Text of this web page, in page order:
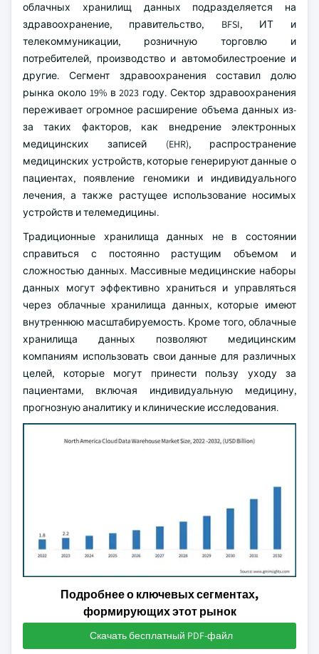
облачных хранилищ данных подразделяется на
здравоохранение, правительство, BFSI, ИТ и
телекоммуникации, розничную торговлю и
потребителей, производство и автомобилестроение и
другие. Сегмент здравоохранения составил долю
рынка около 19% в 2023 году. Сектор здравоохранения
переживает огромное расширение объема данных из-
за таких факторов, как внедрение электронных
медицинских записей (EHR), распространение
медицинских устройств, которые генерируют данные о
пациентах, появление геномики и индивидуального
лечения, а также растущее использование носимых
устройств и телемедицины.
Традиционные хранилища данных не в состоянии
справиться с постоянно растущим объемом и
сложностью данных. Массивные медицинские наборы
данных могут эффективно храниться и управляться
через облачные хранилища данных, которые имеют
внутреннюю масштабируемость. Кроме того, облачные
хранилища данных позволяют медицинским
компаниям использовать свои данные для различных
целей, которые могут принести пользу уходу за
пациентами, включая индивидуальную медицину,
прогнозную аналитику и клинические исследования.
Подробнее о ключевых сегментах,
формирующих этот рынок
Скачать бесплатный PDF-файл